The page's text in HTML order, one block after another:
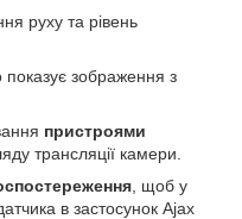
руху та рівень
показує зображення з
пристроями
трансляції камери.
, щоб у
в застосунок Ajax